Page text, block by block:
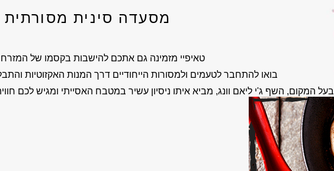
מסעדה סינית מסורתית
טאיפיי מזמינה גם אתכם להישבות בקסמו של
בואו להתחבר לטעמים ולמסורות הייחודיים דרך המנות האקזוטיות
בעל המקום, השף ג'י ליאם וונג, מביא איתו ניסיון עשיר במטבח האסייתי ומגיש לכם